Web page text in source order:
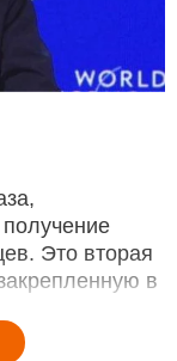
Это вторая
в